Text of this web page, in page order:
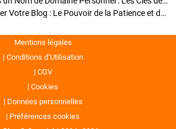
Comment Faire Émerger Votre Blog : Le Pouvoir de la Patience et de la Persévérance
Mentions légales
Conditions d’Utilisation
CGV
Cookies
Données personnelles
Préférences cookies